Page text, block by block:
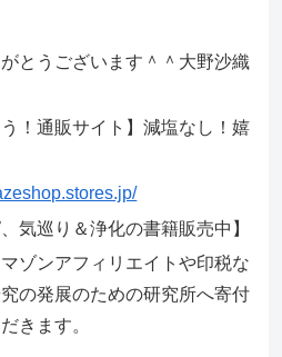
とうございます＾＾大野沙織
う！通販サイト】減塩なし！嬉
気巡り＆浄化の書籍販売中】
ゾンアフィリエイトや印税な
の発展のための研究所へ寄付
きます。